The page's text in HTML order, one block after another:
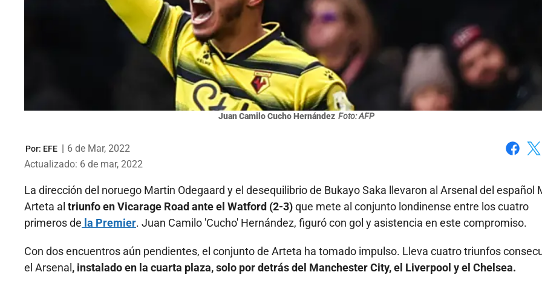
Juan Camilo Cucho Hernández Foto: AFP
Por: EFE | 6 de Mar, 2022
Actualizado: 6 de mar, 2022
La dirección del noruego Martin Odegaard y el desequilibrio de Bukayo Saka llevaron al Arsenal del español
Arteta al triunfo en Vicarage Road ante el Watford (2-3)que mete al conjunto londinense entre los cuatro
primeros de la Premier. Juan Camilo 'Cucho' Hernández, figuró con gol y asistencia en este compromiso.
Con dos encuentros aún pendientes, el conjunto de Arteta ha tomado impulso. Lleva cuatro triunfos
el Arsenal , instalado en la cuarta plaza, solo por detrás del Manchester City, el Liverpool y el Chelsea.